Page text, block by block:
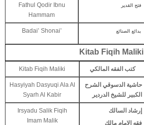
Fathul Qodir Ibnu
Hammam
فتح القدير
Badai’ Shonai’ بدائع الصنائع
Kitab Fiqih Maliki
Kitab Fiqih Maliki كتب الفقه المالكي
Hasyiyah Dasyuqi Ala Al
Syarh Al Kabir
حاشية الدسوقي الشرح
الكبير للشيخ الدردير
Irsyadu Salik Fiqih
Imam Malik
إرشاد السالك
فقه الإمام مالك